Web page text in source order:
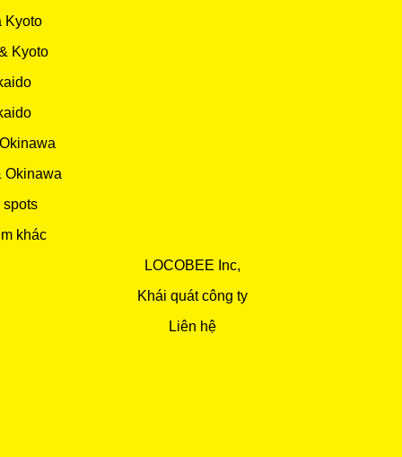
Kyoto
Kyoto
Okinawa
spots
khác
LOCOBEE Inc,
Khái quát công ty
Liên hệ